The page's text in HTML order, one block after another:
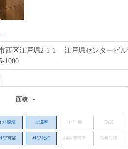
西区江戸堀2-1-1 江戸堀センタービル9
1000
面積 -
ﾈｯﾄ環境 会議室 ｺﾋﾟｰ機 FAX
記可能 登記代行 24時間営業 防音設備